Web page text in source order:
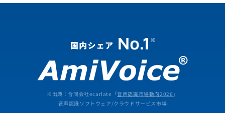
※出典：合同会社ecarlate「音声認識市場動向2026 」
音声認識ソフトウェア/クラウドサービス市場